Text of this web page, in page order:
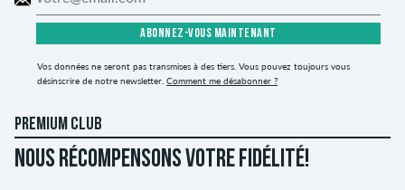
ABONNEZ-VOUS MAINTENANT
Vos données ne seront pas transmises à des tiers. Vous pouvez toujours vous
désinscrire de notre newsletter. Comment me désabonner ?
PREMIUM CLUB
NOUS RÉCOMPENSONS VOTRE FIDÉLITÉ!